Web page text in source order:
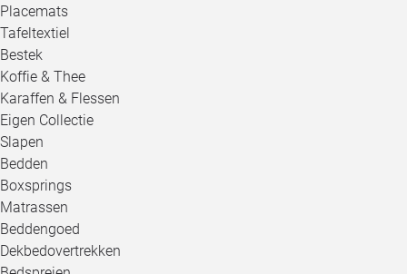
Placemats
Tafeltextiel
Bestek
Koffie & Thee
Karaffen & Flessen
Eigen Collectie
Slapen
Bedden
Boxsprings
Matrassen
Beddengoed
Dekbedovertrekken